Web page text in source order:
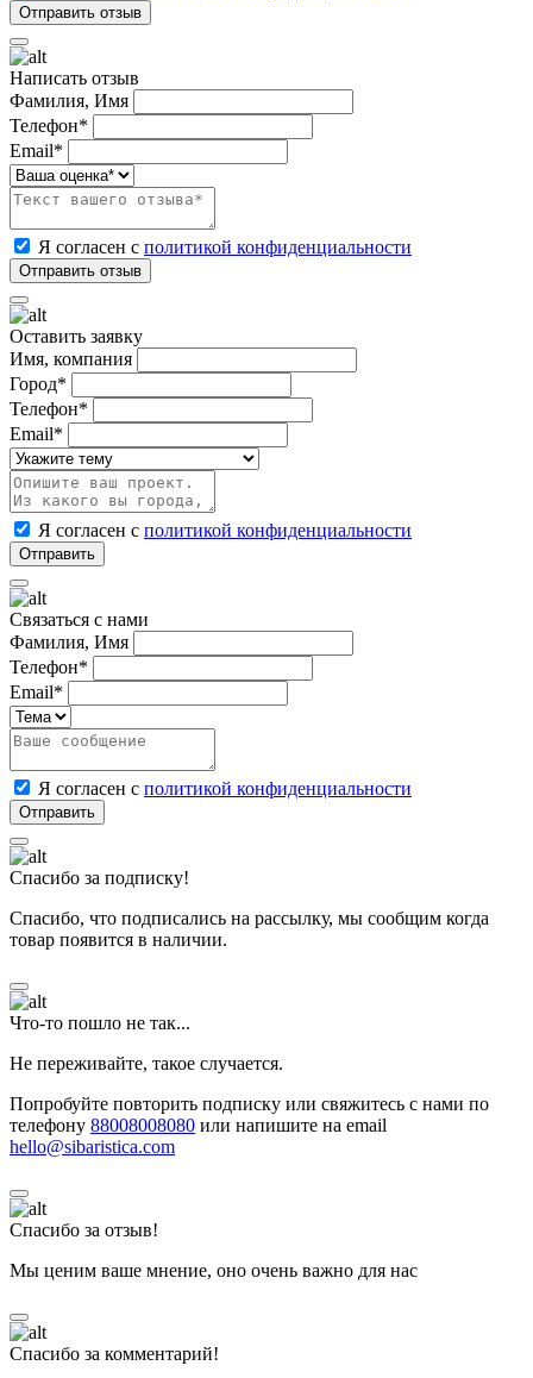
Написать отзыв
Фамилия, Имя
Телефон*
Email*
Я согласен с политикой конфиденциальности
Оставить заявку
Имя, компания
Город*
Телефон*
Email*
Я согласен с политикой конфиденциальности
Связаться с нами
Фамилия, Имя
Телефон*
Email*
Я согласен с политикой конфиденциальности
Спасибо за подписку!
Спасибо, что подписались на рассылку, мы сообщим когда
товар появится в наличии.
Что-то пошло не так...
Не переживайте, такое случается.
Попробуйте повторить подписку или свяжитесь с нами по
телефону 88008008080 или напишите на email
hello@sibaristica.com
Спасибо за отзыв!
Мы ценим ваше мнение, оно очень важно для нас
Спасибо за комментарий!